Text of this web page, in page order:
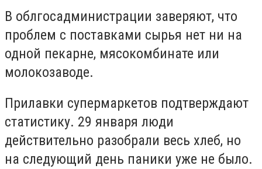
В облгосадминистрации заверяют, что
проблем с поставками сырья нет ни на
одной пекарне, мясокомбинате или
молокозаводе.
Прилавки супермаркетов подтверждают
статистику. 29 января люди
действительно разобрали весь хлеб, но
на следующий день паники уже не было.